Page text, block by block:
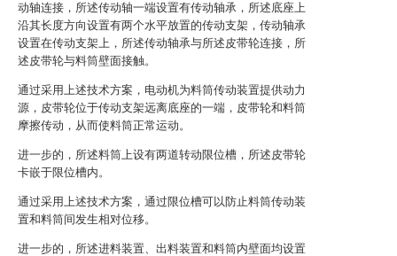
动轴连接，所述传动轴一端设置有传动轴承，所述底座上
沿其长度方向设置有两个水平放置的传动支架，传动轴承
设置在传动支架上，所述传动轴承与所述皮带轮连接，所
述皮带轮与料筒壁面接触。
通过采用上述技术方案，电动机为料筒传动装置提供动力
源，皮带轮位于传动支架远离底座的一端，皮带轮和料筒
摩擦传动，从而使料筒正常运动。
进一步的，所述料筒上设有两道转动限位槽，所述皮带轮
卡嵌于限位槽内。
通过采用上述技术方案，通过限位槽可以防止料筒传动装
置和料筒间发生相对位移。
进一步的，所述进料装置、出料装置和料筒内壁面均设置